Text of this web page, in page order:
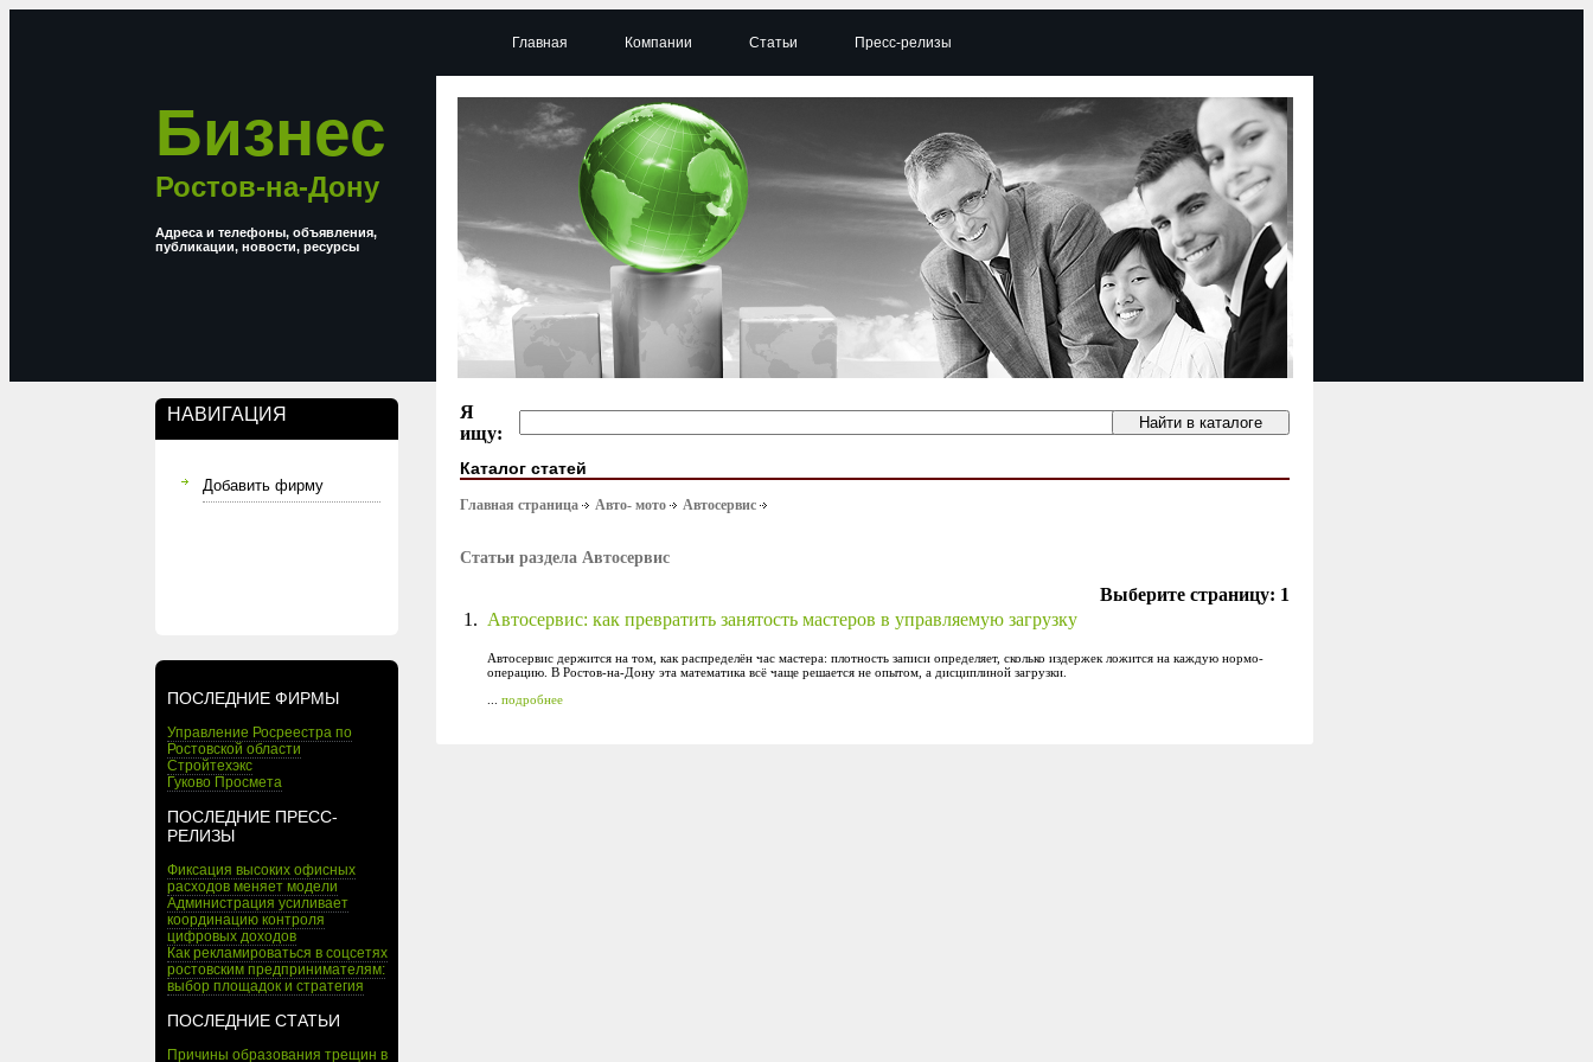
Бизнес
Ростов-на-Дону
Адреса и телефоны, объявления,
публикации, новости, ресурсы
НАВИГАЦИЯ
Добавить фирму
ПОСЛЕДНИЕ ФИРМЫ
Управление Росреестра по
Ростовской области
Стройтехэкс
Гуково Просмета
ПОСЛЕДНИЕ ПРЕСС-
РЕЛИЗЫ
Фиксация высоких офисных
расходов меняет модели
Администрация усиливает
координацию контроля
цифровых доходов
Как рекламироваться в соцсетях
ростовским предпринимателям:
выбор площадок и стратегия
ПОСЛЕДНИЕ СТАТЬИ
Причины образования трещин в
Главная Компании Статьи Пресс-релизы
Я
ищу:
Каталог статей
Главная страница Авто- мото Автосервис
Статьи раздела Автосервис
Выберите страницу: 1
1. Автосервис: как превратить занятость мастеров в управляемую загрузку
Автосервис держится на том, как распределён час мастера: плотность записи определяет, сколько издержек ложится на каждую нормо-
операцию. В Ростов-на-Дону эта математика всё чаще решается не опытом, а дисциплиной загрузки.
подробнее